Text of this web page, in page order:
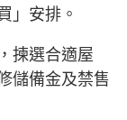
」安排。
揀選合適屋
儲備金及禁售